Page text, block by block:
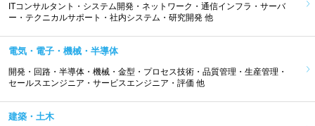
ITコンサルタント・システム開発・ネットワーク・通信インフラ・サーバ
ー・テクニカルサポート・社内システム・研究開発 他
電気・電子・機械・半導体
開発・回路・半導体・機械・金型・プロセス技術・品質管理・生産管理・
セールスエンジニア・サービスエンジニア・評価 他
建築・土木